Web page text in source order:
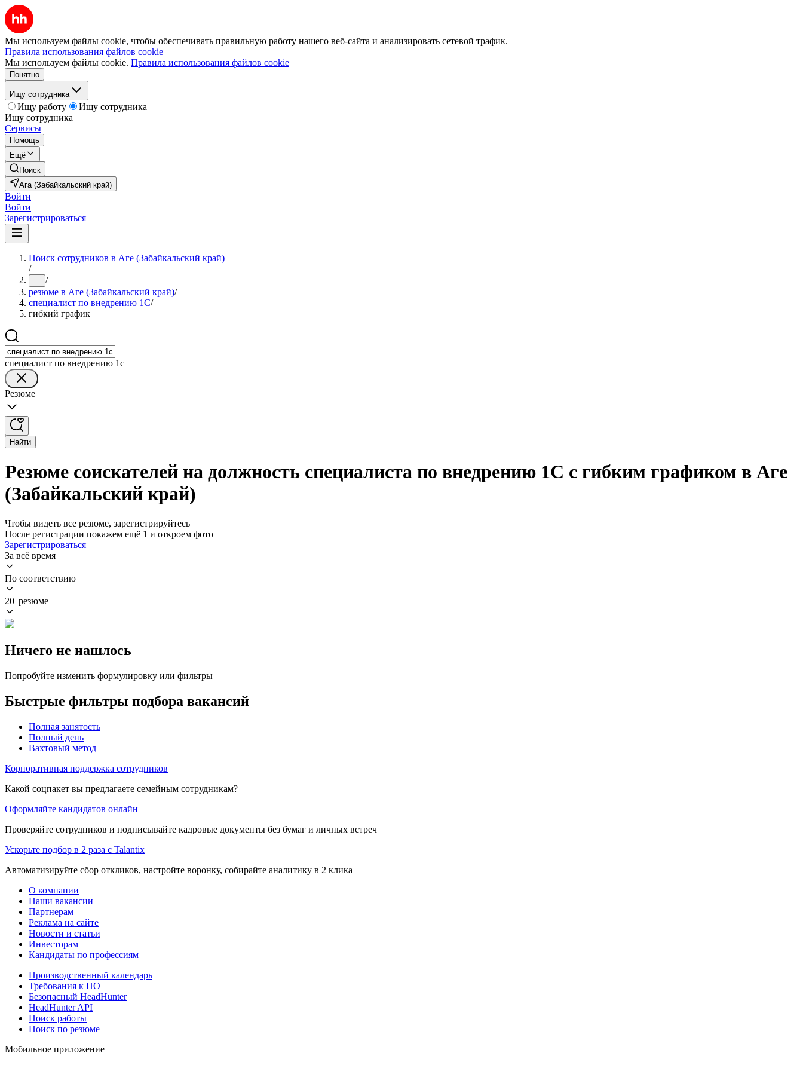
Мы используем файлы cookie, чтобы обеспечивать правильную работу нашего веб-сайта и анализировать сетевой трафик.
Правила использования файлов cookie
Мы используем файлы cookie. Правила использования файлов cookie
Понятно
Ищу сотрудника
Ищу работу
Ищу сотрудника
Ищу сотрудника
Сервисы
Помощь
Ещё
Поиск
Ага (Забайкальский край)
Войти
Войти
Зарегистрироваться
Поиск сотрудников в Аге (Забайкальский край)
/
... /
резюме в Аге (Забайкальский край)/
специалист по внедрению 1С/
гибкий график
специалист по внедрению 1с
Резюме
Найти
Резюме соискателей на должность специалиста по внедрению 1С с гибким графиком в Аге
(Забайкальский край)
Чтобы видеть все резюме, зарегистрируйтесь
После регистрации покажем ещё 1 и откроем фото
Зарегистрироваться
За всё время
По соответствию
20 резюме
Ничего не нашлось
Попробуйте изменить формулировку или фильтры
Быстрые фильтры подбора вакансий
Полная занятость
Полный день
Вахтовый метод
Корпоративная поддержка сотрудников
Какой соцпакет вы предлагаете семейным сотрудникам?
Оформляйте кандидатов онлайн
Проверяйте сотрудников и подписывайте кадровые документы без бумаг и личных встреч
Ускорьте подбор в 2 раза с Talantix
Автоматизируйте сбор откликов, настройте воронку, собирайте аналитику в 2 клика
О компании
Наши вакансии
Партнерам
Реклама на сайте
Новости и статьи
Инвесторам
Кандидаты по профессиям
Производственный календарь
Требования к ПО
Безопасный HeadHunter
HeadHunter API
Поиск работы
Поиск по резюме
Мобильное приложение